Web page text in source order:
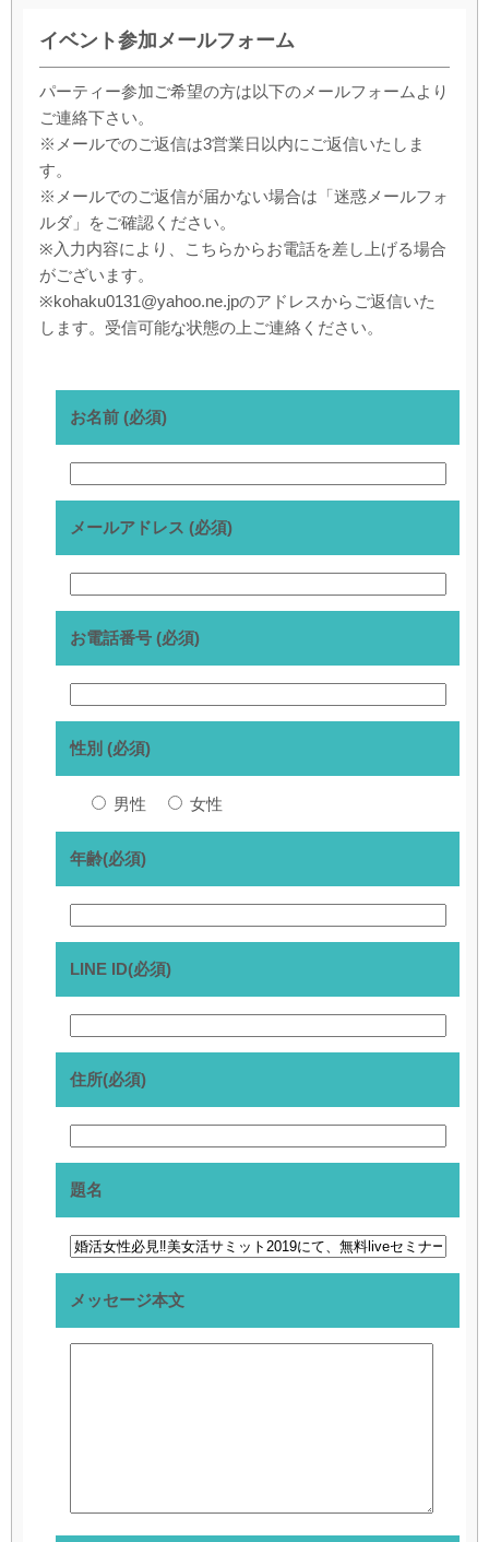
イベント参加メールフォーム
パーティー参加ご希望の方は以下のメールフォームより
ご連絡下さい。
※メールでのご返信は3営業日以内にご返信いたしま
す。
※メールでのご返信が届かない場合は「迷惑メールフォ
ルダ」をご確認ください。
※入力内容により、こちらからお電話を差し上げる場合
がございます。
※kohaku0131@yahoo.ne.jpのアドレスからご返信いた
します。受信可能な状態の上ご連絡ください。
お名前 (必須)
メールアドレス (必須)
お電話番号 (必須)
性別 (必須)
男性 女性
年齢(必須)
LINE ID(必須)
住所(必須)
題名
メッセージ本文